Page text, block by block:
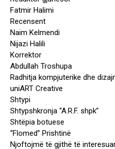
Fatmir Halimi
Recensent
Naim Kelmendi
Nijazi Halili
Korrektor
Abdullah Troshupa
Radhitja kompjuterike dhe
uniART Creative
Shtypi
Shtypshkronja “A.R.F. shpk”
Shtëpia botuese
“Flomed” Prishtinë
Njoftojmë të gjithë të